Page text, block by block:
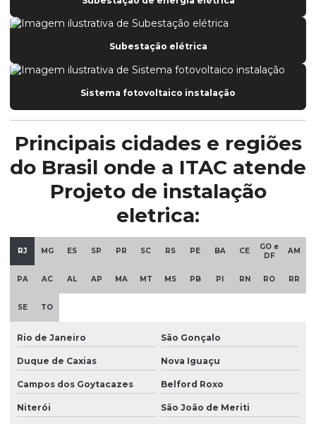
Subestação elétrica
Sistema fotovoltaico instalação
Principais cidades e regiões
do Brasil onde a ITAC atende
Projeto de instalação
eletrica:
RJ MG ES SP PR SC RS PE BA CE
GO e
DF
AM
PA AC AL AP MA MT MS PB PI RN RO RR
SE TO
Rio de Janeiro São Gonçalo
Duque de Caxias Nova Iguaçu
Campos dos Goytacazes Belford Roxo
Niterói São João de Meriti